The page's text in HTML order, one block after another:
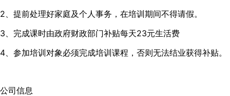
2、提前处理好家庭及个人事务，在培训期间不得请假。
3、完成课时由政府财政部门补贴每天23元生活费
4、参加培训对象必须完成培训课程，否则无法结业获得补贴。
公司信息